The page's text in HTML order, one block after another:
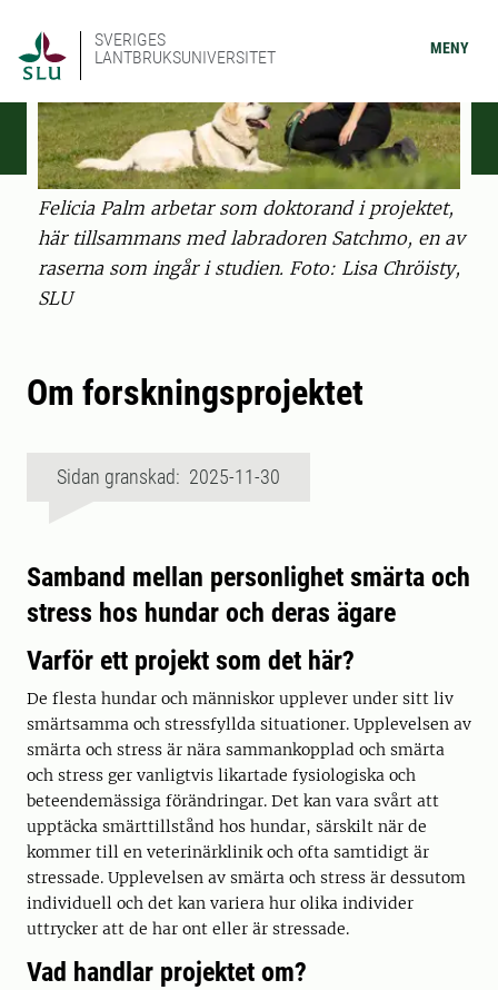
SVERIGES
LANTBRUKSUNIVERSITET
MENY
Felicia Palm arbetar som doktorand i projektet,
här tillsammans med labradoren Satchmo, en av
raserna som ingår i studien. Foto: Lisa Chröisty,
SLU
Om forskningsprojektet
Sidan granskad: 2025-11-30
Samband mellan personlighet smärta och
stress hos hundar och deras ägare
Varför ett projekt som det här?
De flesta hundar och människor upplever under sitt liv
smärtsamma och stressfyllda situationer. Upplevelsen av
smärta och stress är nära sammankopplad och smärta
och stress ger vanligtvis likartade fysiologiska och
beteendemässiga förändringar. Det kan vara svårt att
upptäcka smärttillstånd hos hundar, särskilt när de
kommer till en veterinärklinik och ofta samtidigt är
stressade. Upplevelsen av smärta och stress är dessutom
individuell och det kan variera hur olika individer
uttrycker att de har ont eller är stressade.
Vad handlar projektet om?